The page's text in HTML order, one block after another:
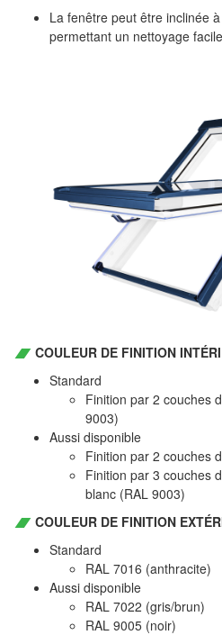
La fenêtre peut être inclinée
permettant un nettoyage
COULEUR DE FINITION
Standard
Finition par 2 couches
9003)
Aussi disponible
Finition par 2 couches
Finition par 3 couches
blanc (RAL 9003)
COULEUR DE FINITION
Standard
RAL 7016 (anthracite)
Aussi disponible
RAL 7022 (gris/brun)
RAL 9005 (noir)